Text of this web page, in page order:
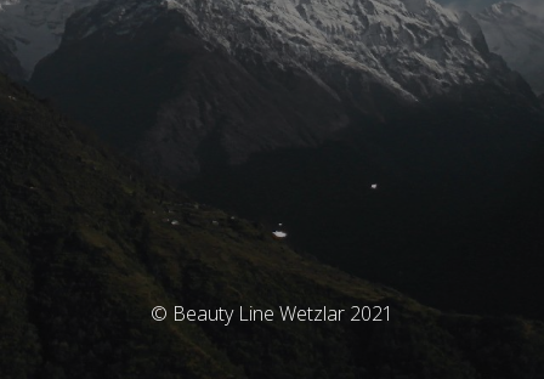
© Beauty Line Wetzlar 2021